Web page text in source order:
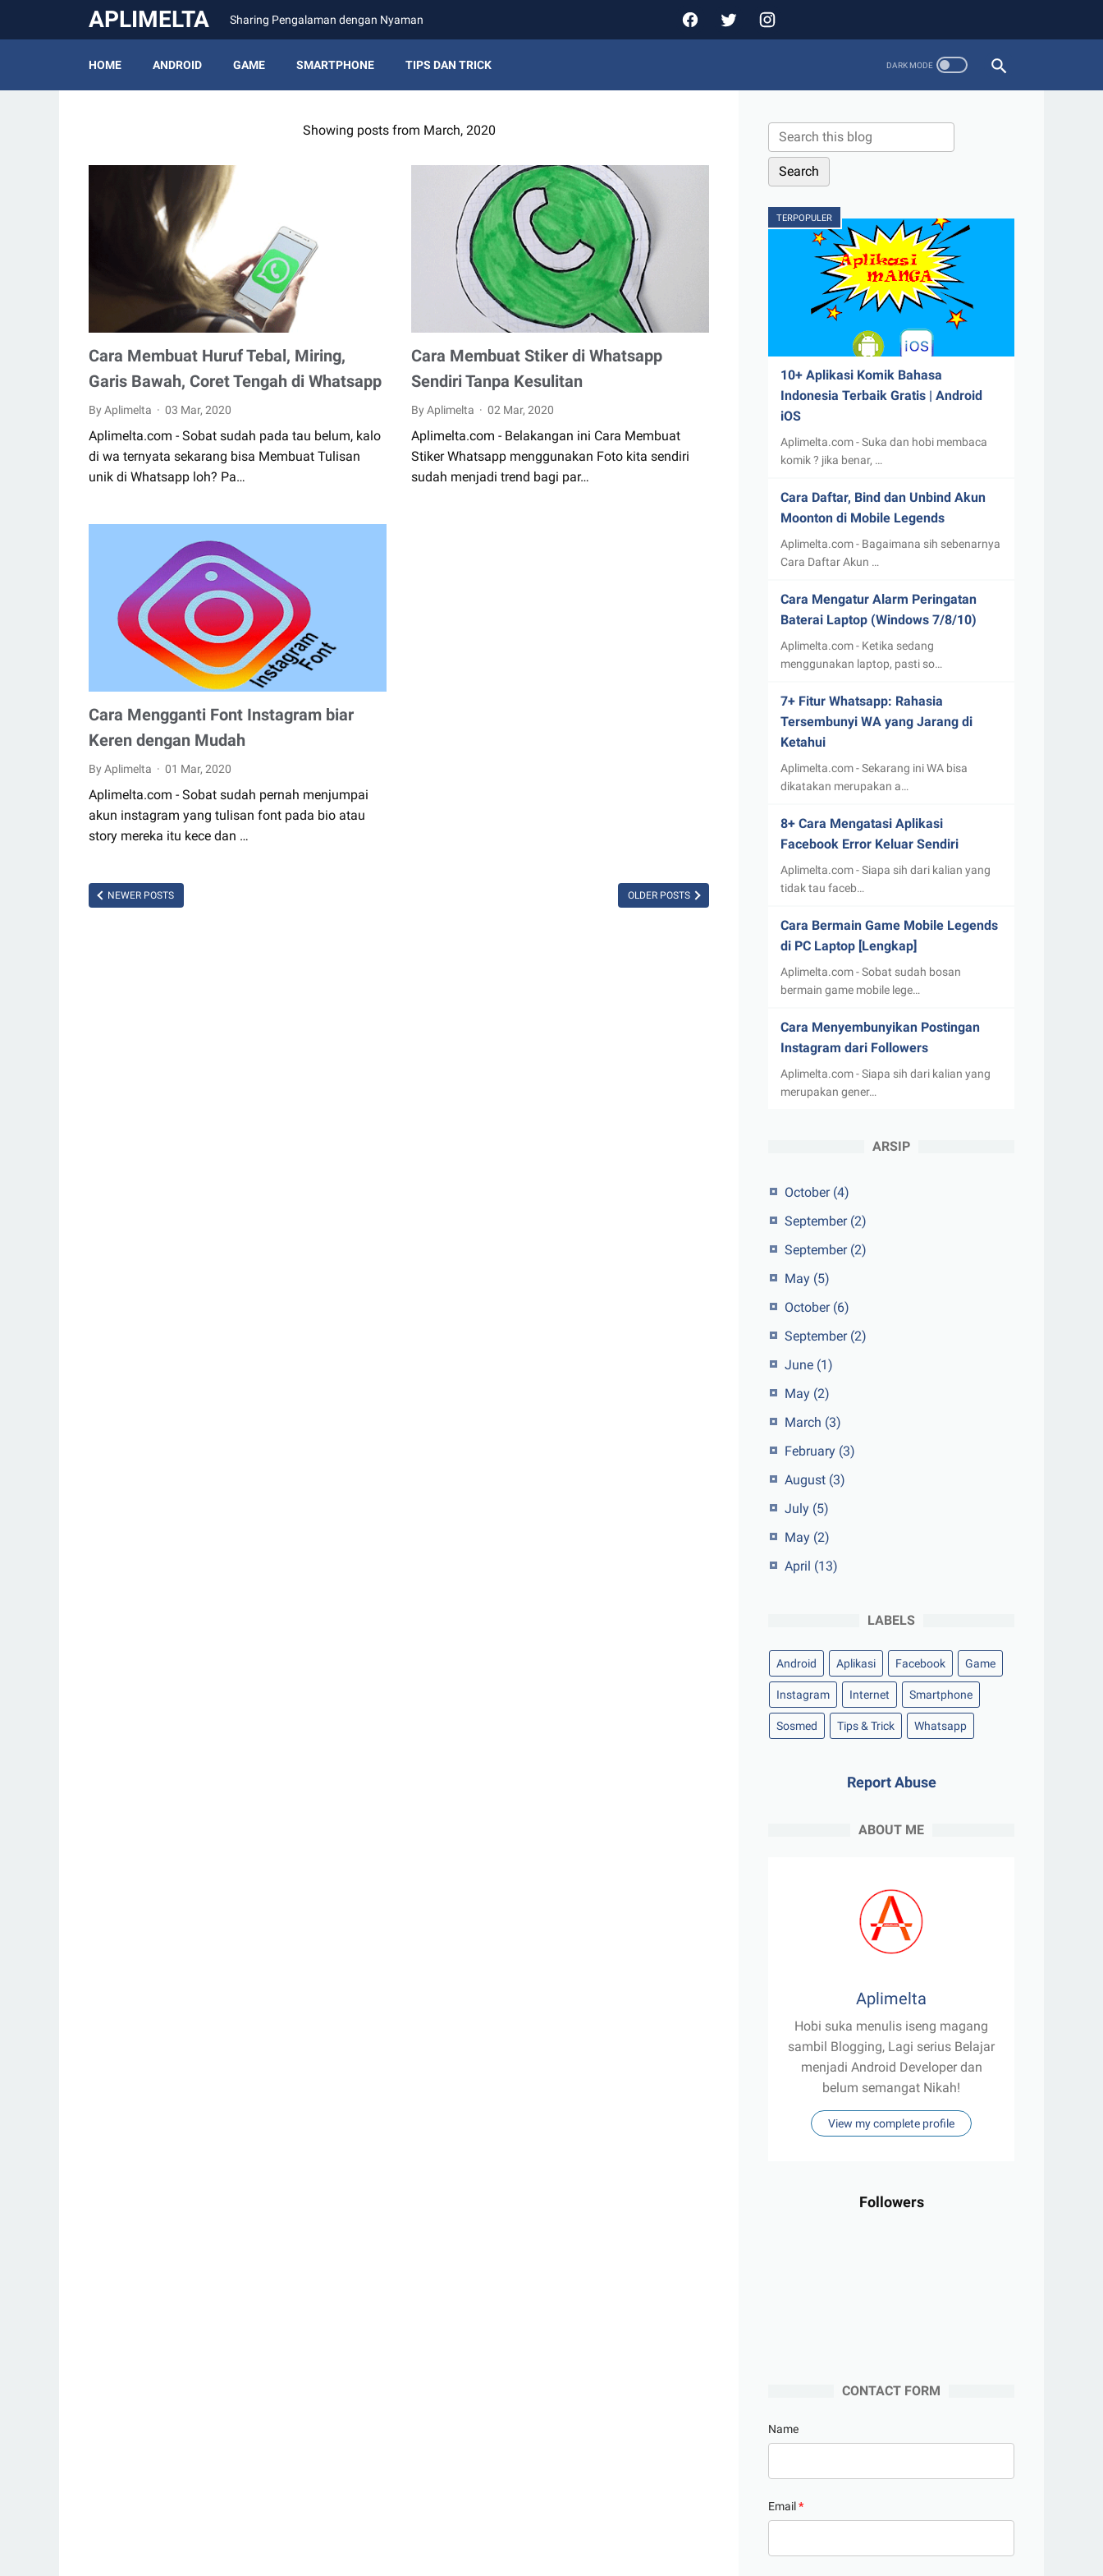
APLIMELTA Sharing Pengalaman dengan Nyaman
HOME ANDROID GAME SMARTPHONE TIPS DAN TRICK
Showing posts from March, 2020
Cara Membuat Huruf Tebal, Miring,
Garis Bawah, Coret Tengah di Whatsapp
By Aplimelta 03 Mar, 2020
Aplimelta.com - Sobat sudah pada tau belum, kalo
di wa ternyata sekarang bisa Membuat Tulisan
unik di Whatsapp loh? Pa…
Cara Membuat Stiker di Whatsapp
Sendiri Tanpa Kesulitan
By Aplimelta 02 Mar, 2020
Aplimelta.com - Belakangan ini Cara Membuat
Stiker Whatsapp menggunakan Foto kita sendiri
sudah menjadi trend bagi par…
Cara Mengganti Font Instagram biar
Keren dengan Mudah
By Aplimelta 01 Mar, 2020
Aplimelta.com - Sobat sudah pernah menjumpai
akun instagram yang tulisan font pada bio atau
story mereka itu kece dan …
NEWER POSTS OLDER POSTS
TERPOPULER
10+ Aplikasi Komik Bahasa
Indonesia Terbaik Gratis | Android
iOS
Aplimelta.com - Suka dan hobi membaca
komik ? jika benar, …
Cara Daftar, Bind dan Unbind Akun
Moonton di Mobile Legends
Aplimelta.com - Bagaimana sih sebenarnya
Cara Daftar Akun …
Cara Mengatur Alarm Peringatan
Baterai Laptop (Windows 7/8/10)
Aplimelta.com - Ketika sedang
menggunakan laptop, pasti so…
7+ Fitur Whatsapp: Rahasia
Tersembunyi WA yang Jarang di
Ketahui
Aplimelta.com - Sekarang ini WA bisa
dikatakan merupakan a…
8+ Cara Mengatasi Aplikasi
Facebook Error Keluar Sendiri
Aplimelta.com - Siapa sih dari kalian yang
tidak tau faceb…
Cara Bermain Game Mobile Legends
di PC Laptop [Lengkap]
Aplimelta.com - Sobat sudah bosan
bermain game mobile lege…
Cara Menyembunyikan Postingan
Instagram dari Followers
Aplimelta.com - Siapa sih dari kalian yang
merupakan gener…
ARSIP
October (4)
September (2)
September (2)
May (5)
October (6)
September (2)
June (1)
May (2)
March (3)
February (3)
August (3)
July (5)
May (2)
April (13)
LABELS
Android Aplikasi Facebook Game
Instagram Internet Smartphone
Sosmed Tips & Trick Whatsapp
Report Abuse
ABOUT ME
Aplimelta
Hobi suka menulis iseng magang
sambil Blogging, Lagi serius Belajar
menjadi Android Developer dan
belum semangat Nikah!
View my complete profile
Followers
CONTACT FORM
Name
Email*